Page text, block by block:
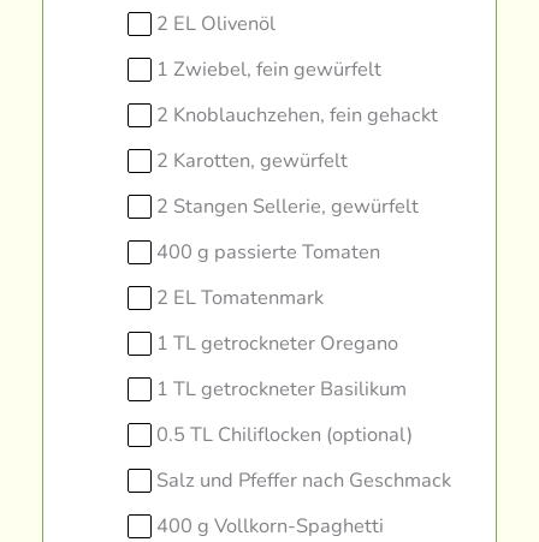
2 EL Olivenöl
1 Zwiebel, fein gewürfelt
2 Knoblauchzehen, fein gehackt
2 Karotten, gewürfelt
2 Stangen Sellerie, gewürfelt
400 g passierte Tomaten
2 EL Tomatenmark
1 TL getrockneter Oregano
1 TL getrockneter Basilikum
0.5 TL Chiliflocken (optional)
Salz und Pfeffer nach Geschmack
400 g Vollkorn-Spaghetti